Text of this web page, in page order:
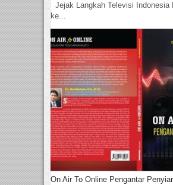
Jejak Langkah Televisi Indonesia
ke...
On Air To Online Pengantar